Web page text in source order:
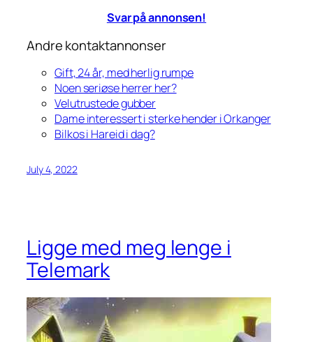
Svar på annonsen!
Andre kontaktannonser
Gift, 24 år, med herlig rumpe
Noen seriøse herrer her?
Velutrustede gubber
Dame interessert i sterke hender i Orkanger
Bilkos i Hareid i dag?
July 4, 2022
Ligge med meg lenge i
Telemark